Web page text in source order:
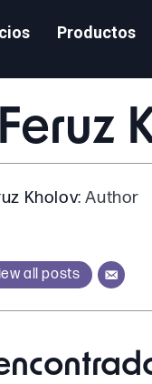
Productos
Feruz
Kholov: Author
all posts